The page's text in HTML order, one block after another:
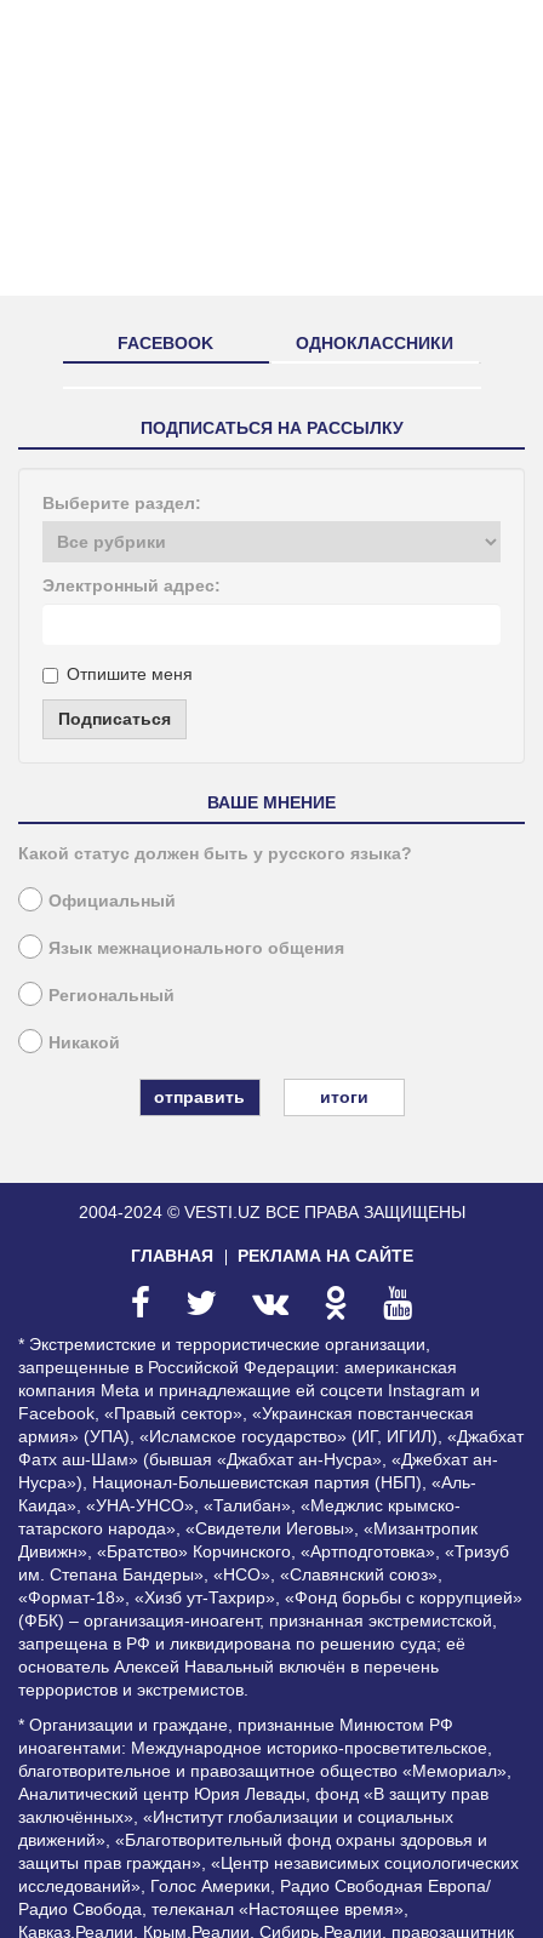
FACEBOOK ОДНОКЛАССНИКИ
ПОДПИСАТЬСЯ НА РАССЫЛКУ
Выберите раздел:
Электронный адрес:
Отпишите меня
Подписаться
ВАШЕ МНЕНИЕ
Какой статус должен быть у русского языка?
Официальный
Язык межнационального общения
Региональный
Никакой
итоги
2004-2024 © VESTI.UZ ВСЕ ПРАВА ЗАЩИЩЕНЫ
ГЛАВНАЯ РЕКЛАМА НА САЙТЕ
* Экстремистские и террористические организации,
запрещенные в Российской Федерации: американская
компания Meta и принадлежащие ей соцсети Instagram и
Facebook, «Правый сектор», «Украинская повстанческая
армия» (УПА), «Исламское государство» (ИГ, ИГИЛ), «Джабхат
Фатх аш-Шам» (бывшая «Джабхат ан-Нусра», «Джебхат ан-
Нусра»), Национал-Большевистская партия (НБП), «Аль-
Каида», «УНА-УНСО», «Талибан», «Меджлис крымско-
татарского народа», «Свидетели Иеговы», «Мизантропик
Дивижн», «Братство» Корчинского, «Артподготовка», «Тризуб
им. Степана Бандеры», «НСО», «Славянский союз»,
«Формат-18», «Хизб ут-Тахрир», «Фонд борьбы с коррупцией»
(ФБК) – организация-иноагент, признанная экстремистской,
запрещена в РФ и ликвидирована по решению суда; её
основатель Алексей Навальный включён в перечень
террористов и экстремистов.
* Организации и граждане, признанные Минюстом РФ
иноагентами: Международное историко-просветительское,
благотворительное и правозащитное общество «Мемориал»,
Аналитический центр Юрия Левады, фонд «В защиту прав
заключённых», «Институт глобализации и социальных
движений», «Благотворительный фонд охраны здоровья и
защиты прав граждан», «Центр независимых социологических
исследований», Голос Америки, Радио Свободная Европа/
Радио Свобода, телеканал «Настоящее время»,
Кавказ.Реалии, Крым.Реалии, Сибирь.Реалии, правозащитник